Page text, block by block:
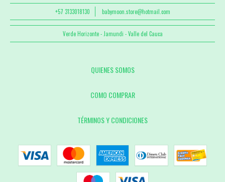
+57 3133018130 babymoon.store@hotmail.com
Verde Horizonte - Jamundi - Valle del Cauca
QUIENES SOMOS
COMO COMPRAR
TÉRMINOS Y CONDICIONES